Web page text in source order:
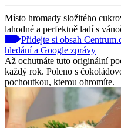
Místo hromady složitého
lahodné a perfektně ladí s
Přidejte si obsah
hledání a Google zprávy
Až ochutnáte tuto originální
každý rok. Poleno s
pochoutkou, kterou ohromíte.